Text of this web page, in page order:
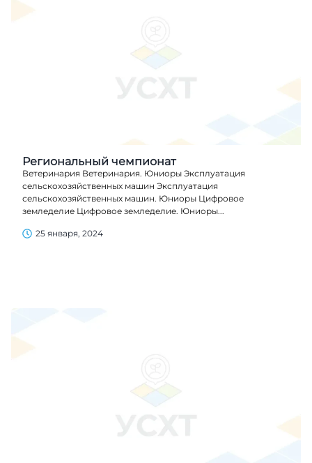
Региональный чемпионат
Ветеринария Ветеринария. Юниоры Эксплуатация
сельскохозяйственных машин Эксплуатация
сельскохозяйственных машин. Юниоры Цифровое
земледелие Цифровое земледелие. Юниоры...
25 января, 2024